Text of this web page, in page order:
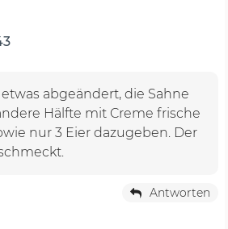
abgeändert, die Sahne
Hälfte mit Creme frische
nur 3 Eier dazugeben. Der
Antworten